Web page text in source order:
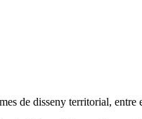
de disseny territorial, entre